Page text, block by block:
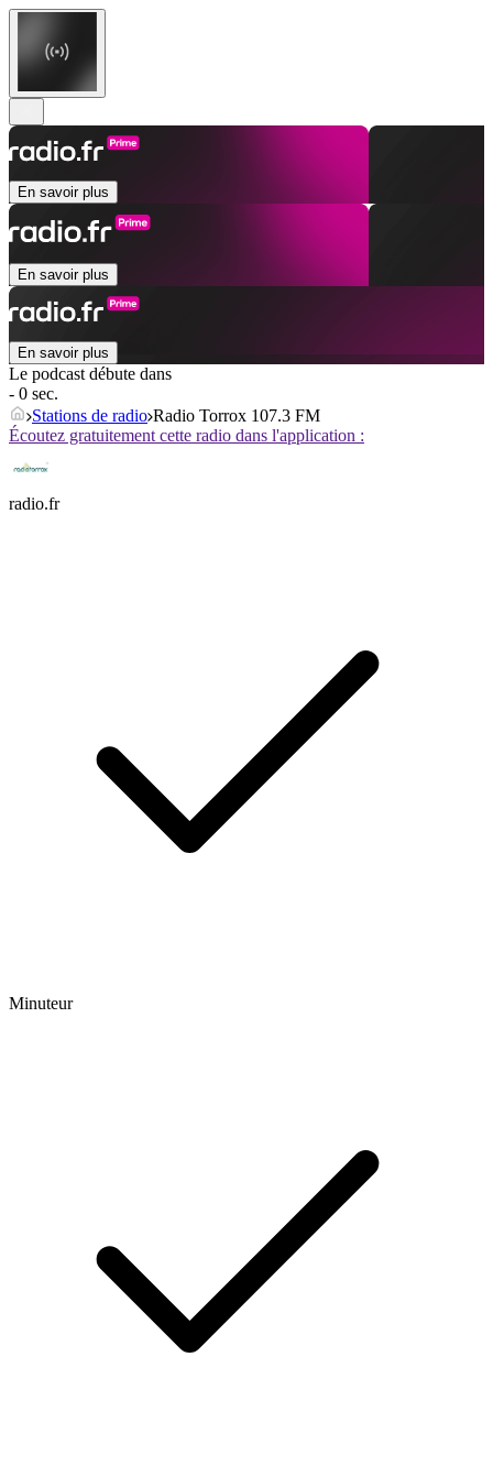
En savoir plus
En savoir plus
En savoir plus
Le podcast débute dans
- 0 sec.
Stations de radio Radio Torrox 107.3 FM
Écoutez gratuitement cette radio dans l'application :
radio.fr
Minuteur